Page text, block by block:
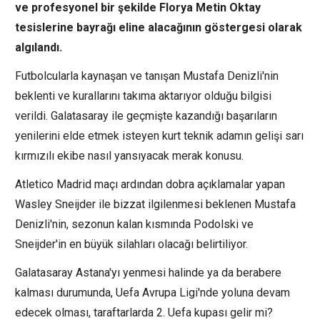
ve profesyonel bir şekilde Florya Metin Oktay
tesislerine bayrağı eline alacağının göstergesi olarak
algılandı.
Futbolcularla kaynaşan ve tanışan Mustafa Denizli'nin
beklenti ve kurallarını takıma aktarıyor olduğu bilgisi
verildi. Galatasaray ile geçmişte kazandığı başarıların
yenilerini elde etmek isteyen kurt teknik adamın gelişi sarı
kırmızılı ekibe nasıl yansıyacak merak konusu.
Atletico Madrid maçı ardından dobra açıklamalar yapan
Wasley Sneijder ile bizzat ilgilenmesi beklenen Mustafa
Denizli'nin, sezonun kalan kısmında Podolski ve
Sneijder'in en büyük silahları olacağı belirtiliyor.
Galatasaray Astana'yı yenmesi halinde ya da berabere
kalması durumunda, Uefa Avrupa Ligi'nde yoluna devam
edecek olması, taraftarlarda 2. Uefa kupası gelir mi?